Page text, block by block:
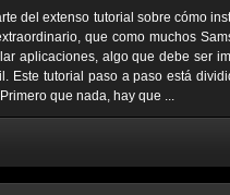
del extenso tutorial sobre cómo
que como muchos
aplicaciones, algo que debe ser
Este tutorial paso a paso está
que nada, hay que ...